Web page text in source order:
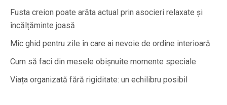
Fusta creion poate arăta actual prin asocieri relaxate și
încălțăminte joasă
Mic ghid pentru zile în care ai nevoie de ordine interioară
Cum să faci din mesele obișnuite momente speciale
Viața organizată fără rigiditate: un echilibru posibil